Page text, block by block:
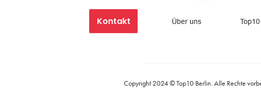
Kontakt Über uns
Copyright 2024 ©Top10 Berlin. Alle Rechte